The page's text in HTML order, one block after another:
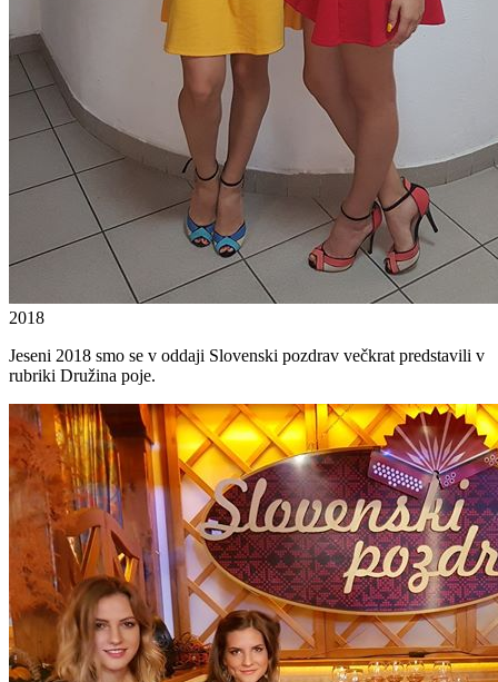
2018
Jeseni 2018 smo se v oddaji Slovenski pozdrav večkrat predstavili v
rubriki Družina poje.